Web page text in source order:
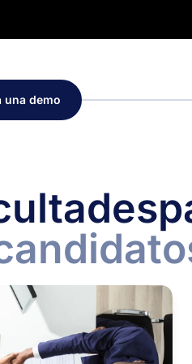
una demo